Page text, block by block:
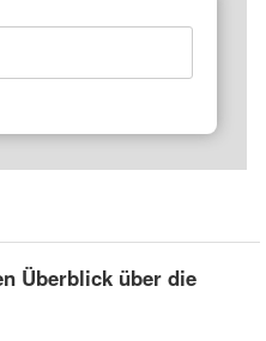
Überblick über die